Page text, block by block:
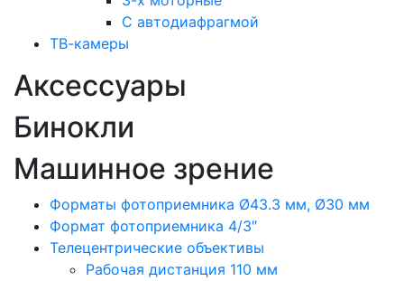
С автодиафрагмой
ТВ-камеры
Аксессуары
Бинокли
Машинное зрение
Форматы фотоприемника Ø43.3 мм, Ø30 мм
Формат фотоприемника 4/3″
Телецентрические объективы
Рабочая дистанция 110 мм